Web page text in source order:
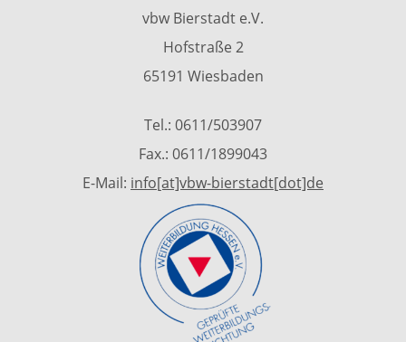
vbw Bierstadt e.V.
Hofstraße 2
65191 Wiesbaden
Tel.: 0611/503907
Fax.: 0611/1899043
E-Mail: info[at]vbw-bierstadt[dot]de